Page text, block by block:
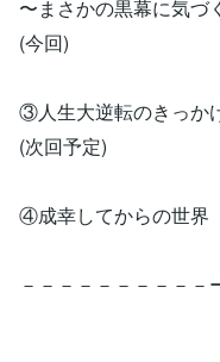
〜まさかの黒幕に気づ
(今回)
③人生大逆転のきっか
(次回予定)
④成幸してからの世界
－－－－－－－－－－